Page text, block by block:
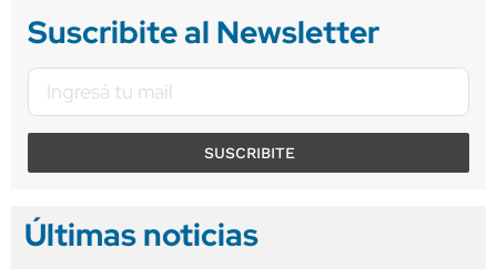
Suscribite al Newsletter
SUSCRIBITE
Últimas noticias